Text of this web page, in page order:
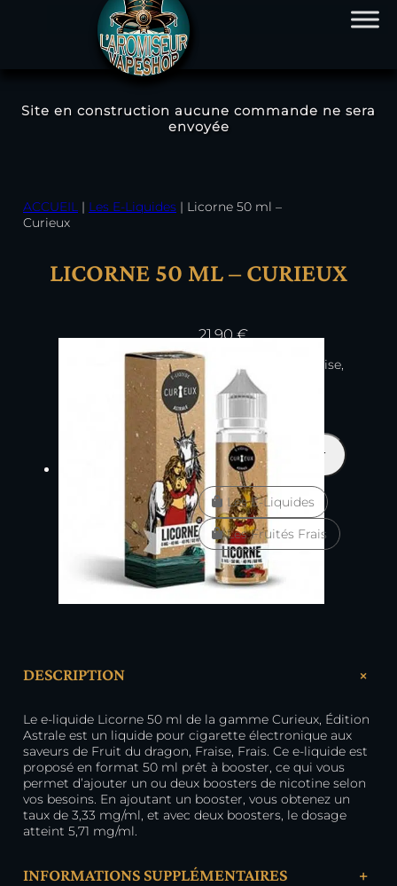
Site en construction aucune commande ne sera
envoyée
ACCUEIL | Les E-Liquides | Licorne 50 ml –
Curieux
LICORNE 50 ML – CURIEUX
21,90€
Fruit du dragon, Fraise,
Frais
En stock
quantité
de
Licorne
50
ml
–
Curieux
Ajouter au panier
Les E-Liquides
Les Fruités Frais
DESCRIPTION +
Le e-liquide Licorne 50 ml de la gamme Curieux, Édition
Astrale est un liquide pour cigarette électronique aux
saveurs de Fruit du dragon, Fraise, Frais. Ce e-liquide est
proposé en format 50 ml prêt à booster, ce qui vous
permet d’ajouter un ou deux boosters de nicotine selon
vos besoins. En ajoutant un booster, vous obtenez un
taux de 3,33 mg/ml, et avec deux boosters, le dosage
atteint 5,71 mg/ml.
INFORMATIONS SUPPLÉMENTAIRES +